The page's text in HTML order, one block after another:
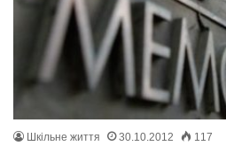
Шкільне життя 30.10.2012 117